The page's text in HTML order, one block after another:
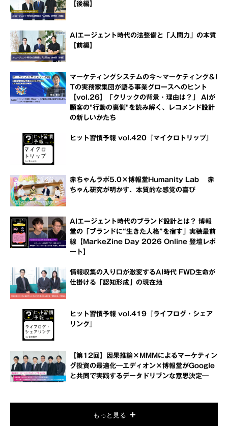
【後編】
AIエージェント時代の法整備と「人間力」の本質
【前編】
マーケティングシステムの今～マーケティング＆I
Tの実務家集団が語る事業グロースへのヒント
【vol.26】「クリックの背景・理由は？」 AIが
顧客の"行動の裏側"を読み解く、レコメンド設計
の新しいかたち
ヒット習慣予報 vol.420『マイクロトリップ』
赤ちゃんラボ5.0×博報堂Humanity Lab 赤
ちゃん研究が明かす、本質的な感覚の喜び
AIエージェント時代のブランド設計とは？ 博報
堂の「ブランドに“生きた人格”を宿す」実装最前
線【MarkeZine Day 2026 Online 登壇レポ
ート】
情報収集の入り口が激変するAI時代 FWD生命が
仕掛ける「認知形成」の現在地
ヒット習慣予報 vol.419『ライフログ・シェア
リング』
【第12回】因果推論×MMMによるマーケティン
グ投資の最適化―エディオン×博報堂がGoogle
と共同で実践するデータドリブンな意思決定―
もっと見る